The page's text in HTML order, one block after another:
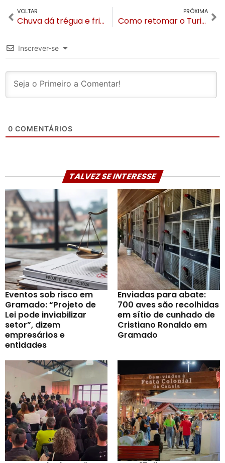
VOLTAR
Chuva dá trégua e frio chega com força a Gramado nos próximos dias
PRÓXIMA
Como retomar o Turismo e a Economia em Gramado sem negar a gravidade da situação
Inscrever-se
0 COMENTÁRIOS
TALVEZ SE INTERESSE
Eventos sob risco em
Gramado: “Projeto de
Lei pode inviabilizar
setor”, dizem
empresários e
entidades
Enviadas para abate:
700 aves são recolhidas
em sítio de cunhado de
Cristiano Ronaldo em
Gramado